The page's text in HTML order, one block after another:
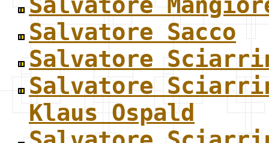
Salvatore Sacco
Salvatore
Salvatore
Klaus Ospald